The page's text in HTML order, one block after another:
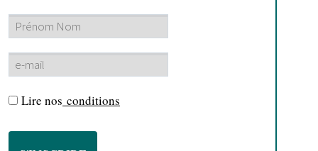
Lire nos conditions